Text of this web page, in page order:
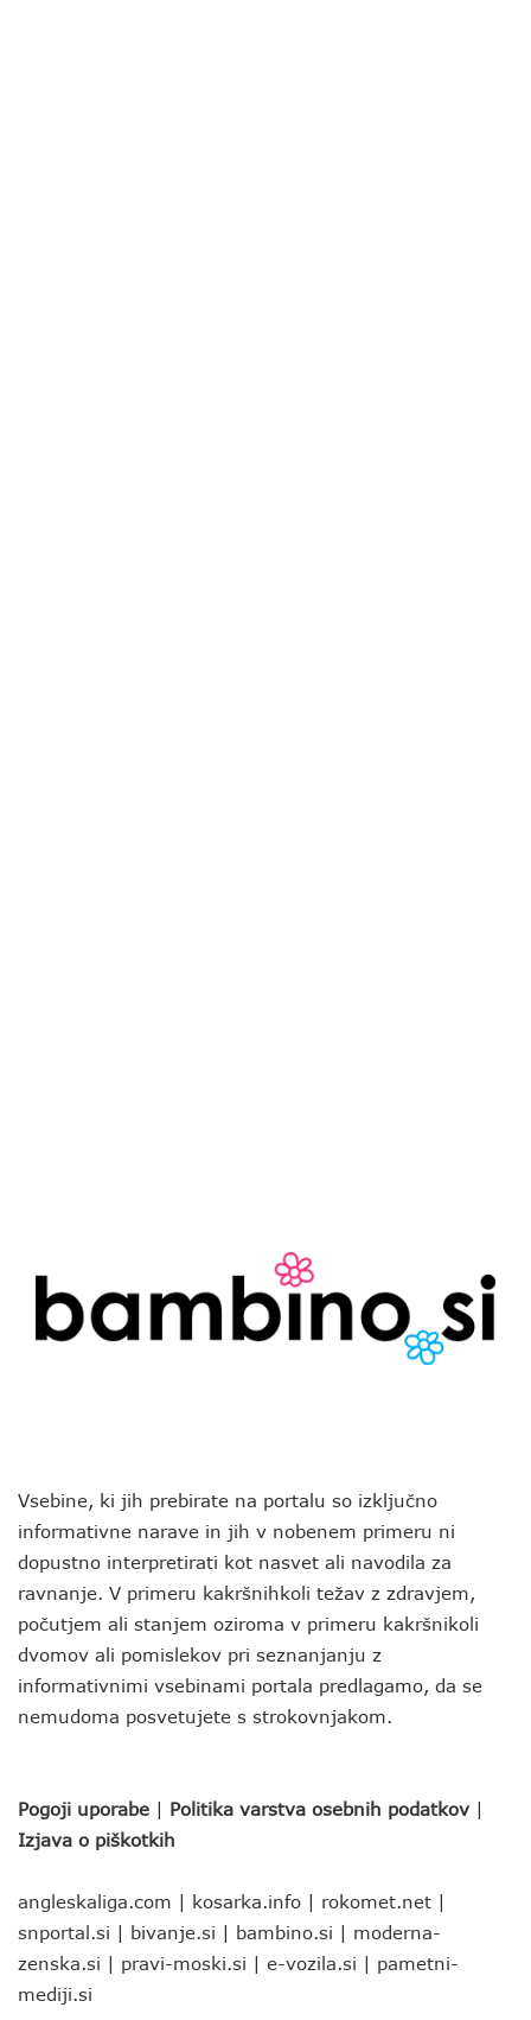
Vsebine, ki jih prebirate na portalu so izključno
informativne narave in jih v nobenem primeru ni
dopustno interpretirati kot nasvet ali navodila za
ravnanje. V primeru kakršnihkoli težav z zdravjem,
počutjem ali stanjem oziroma v primeru kakršnikoli
dvomov ali pomislekov pri seznanjanju z
informativnimi vsebinami portala predlagamo, da se
nemudoma posvetujete s strokovnjakom.
Pogoji uporabe | Politika varstva osebnih podatkov |
Izjava o piškotkih
angleskaliga.com | kosarka.info | rokomet.net |
snportal.si | bivanje.si | bambino.si | moderna-
zenska.si | pravi-moski.si | e-vozila.si | pametni-
mediji.si